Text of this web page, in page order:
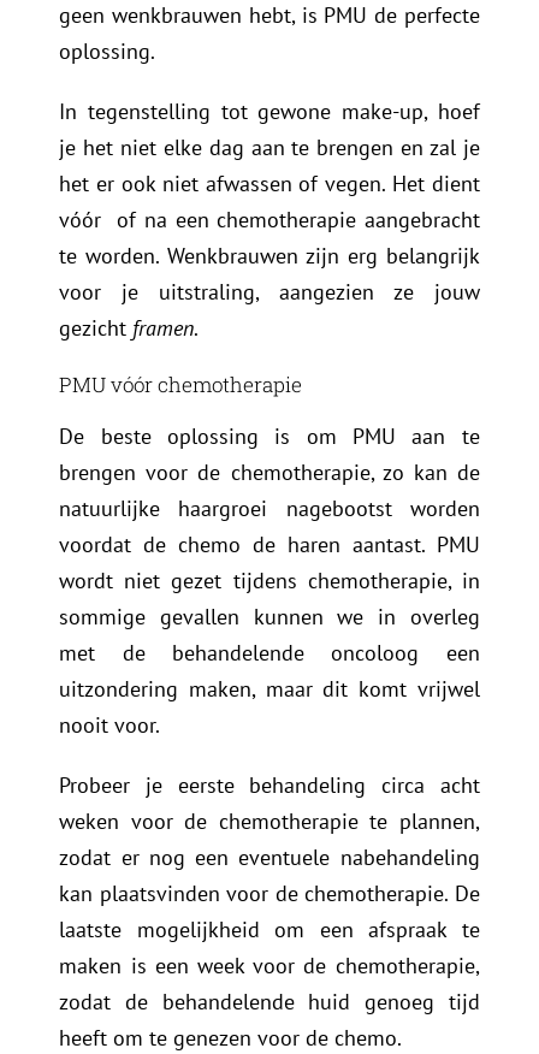
geen wenkbrauwen hebt, is PMU de perfecte
oplossing.
In tegenstelling tot gewone make-up, hoef
je het niet elke dag aan te brengen en zal je
het er ook niet afwassen of vegen. Het dient
vóór of na een chemotherapie aangebracht
te worden. Wenkbrauwen zijn erg belangrijk
voor je uitstraling, aangezien ze jouw
gezicht framen.
PMU vóór chemotherapie
De beste oplossing is om PMU aan te
brengen voor de chemotherapie, zo kan de
natuurlijke haargroei nagebootst worden
voordat de chemo de haren aantast. PMU
wordt niet gezet tijdens chemotherapie, in
sommige gevallen kunnen we in overleg
met de behandelende oncoloog een
uitzondering maken, maar dit komt vrijwel
nooit voor.
Probeer je eerste behandeling circa acht
weken voor de chemotherapie te plannen,
zodat er nog een eventuele nabehandeling
kan plaatsvinden voor de chemotherapie. De
laatste mogelijkheid om een afspraak te
maken is een week voor de chemotherapie,
zodat de behandelende huid genoeg tijd
heeft om te genezen voor de chemo.